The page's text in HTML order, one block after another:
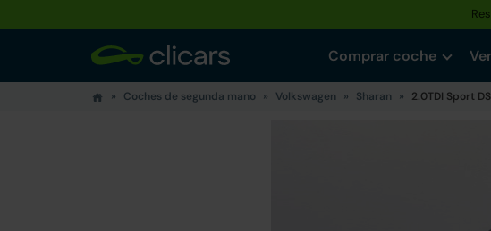
Comprar coche
Coches de segunda mano Volkswagen Sharan 2.0TDI Sport